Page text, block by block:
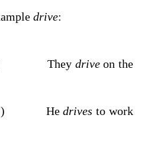
drive:
They driveon the
Hedrives to work